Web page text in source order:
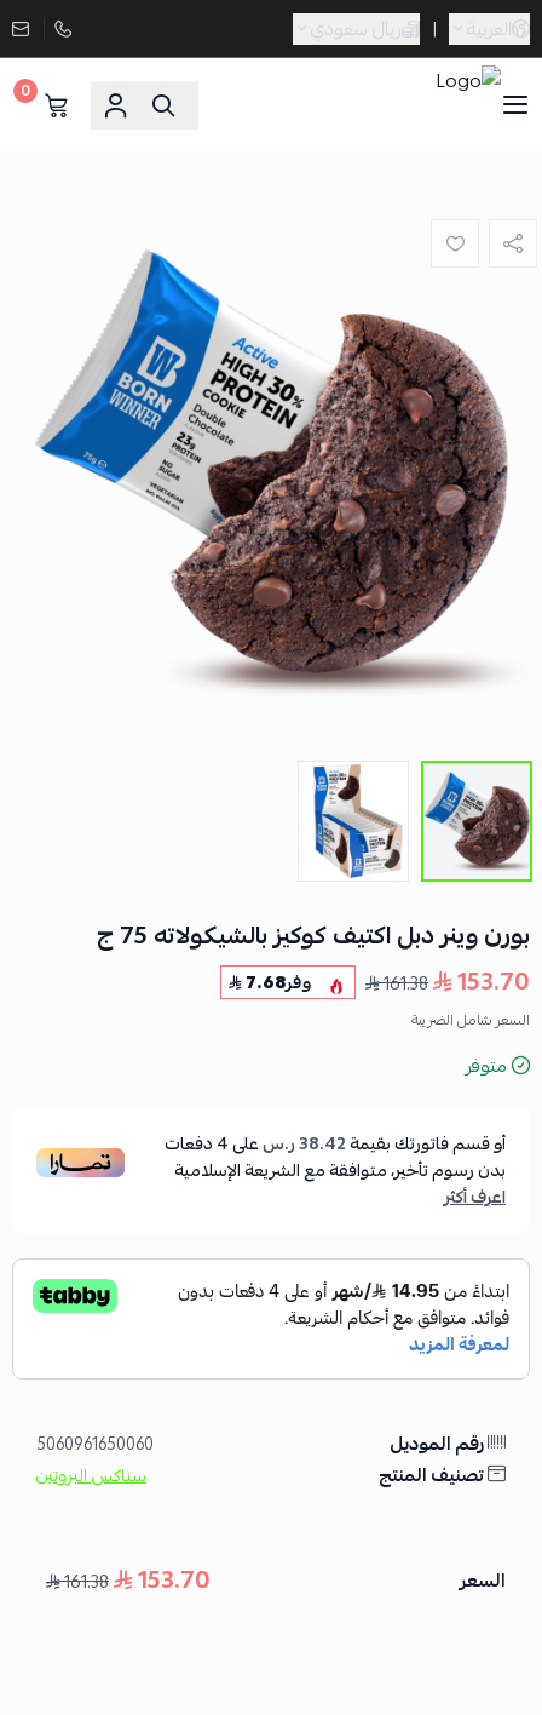
العربية | ريال سعودي
0
بورن وينر دبل اكتيف كوكيز بالشيكولاته 75 ج
153.70
161.38 وفر7.68
السعر شامل الضريبة
متوفر
أو قسم فاتورتك بقيمة38.42 ر.س على4دفعات
بدون رسوم تأخير، متوافقة مع الشريعة الإسلامية
اعرف أكثر
رقم الموديل 5060961650060
تصنيف المنتج سناكس البروتين
السعر 153.70
161.38